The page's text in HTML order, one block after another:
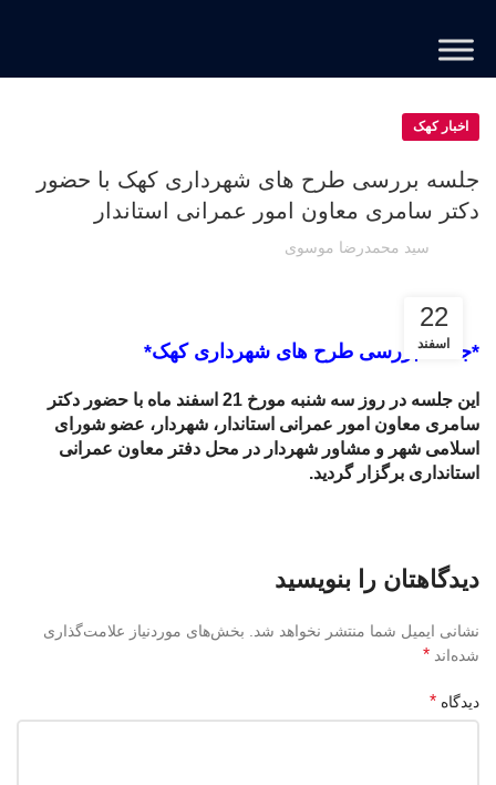
اخبار کهک
جلسه بررسی طرح های شهرداری کهک با حضور
دکتر سامری معاون امور عمرانی استاندار
سید محمدرضا موسوی
22
اسفند
*جلسه بررسی طرح های شهرداری کهک*
این جلسه در روز سه شنبه مورخ 21 اسفند ماه با حضور دکتر
سامری معاون امور عمرانی استاندار، شهردار، عضو شورای
اسلامی شهر و مشاور شهردار در محل دفتر معاون عمرانی
استانداری برگزار گردید.
دیدگاهتان را بنویسید
نشانی ایمیل شما منتشر نخواهد شد.
بخش‌های موردنیاز علامت‌گذاری
شده‌اند *
دیدگاه *